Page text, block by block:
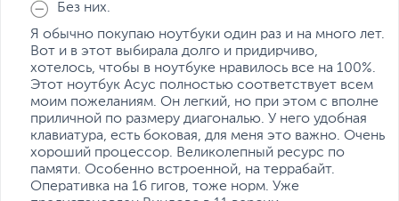
Без них.
Я обычно покупаю ноутбуки один раз и на много лет.
Вот и в этот выбирала долго и придирчиво,
хотелось, чтобы в ноутбуке нравилось все на 100%.
Этот ноутбук Асус полностью соответствует всем
моим пожеланиям. Он легкий, но при этом с вполне
приличной по размеру диагональю. У него удобная
клавиатура, есть боковая, для меня это важно. Очень
хороший процессор. Великолепный ресурс по
памяти. Особенно встроенной, на террабайт.
Оперативка на 16 гигов, тоже норм. Уже